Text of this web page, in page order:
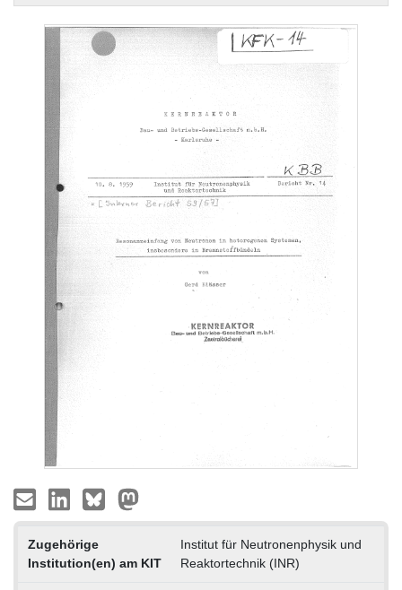
Zugehörige
Institution(en) am KIT
Institut für Neutronenphysik und
Reaktortechnik (INR)